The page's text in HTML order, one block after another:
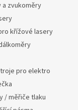
a zvukoměry
křížové lasery
pro elektro
/ měřiče tlaku